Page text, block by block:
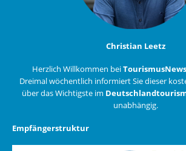
Christian Leetz
Herzlich Willkommen bei
Dreimal wöchentlich informiert Sie dieser
über das Wichtigste im
unabhängig.
Empfängerstruktur